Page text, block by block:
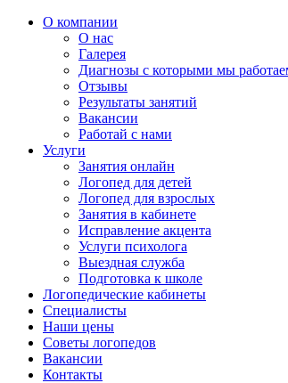
О компании
О нас
Галерея
Диагнозы с которыми мы
Отзывы
Результаты занятий
Вакансии
Работай с нами
Услуги
Занятия онлайн
Логопед для детей
Логопед для взрослых
Занятия в кабинете
Исправление акцента
Услуги психолога
Выездная служба
Подготовка к школе
Логопедические кабинеты
Специалисты
Наши цены
Советы логопедов
Вакансии
Контакты